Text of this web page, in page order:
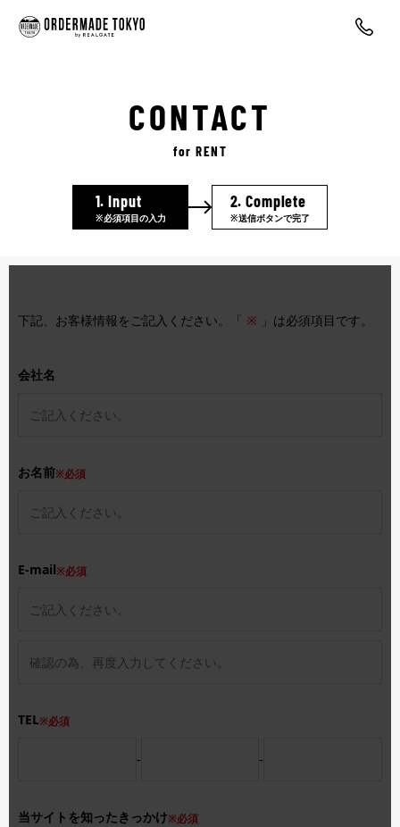
CONTACT
for RENT
1. Input
※必須項目の入力
2. Complete
※送信ボタンで完了
下記、お客様情報をご記入ください。「 ※ 」は必須項目です。
会社名
お名前※必須
E-mail※必須
TEL※必須
- -
当サイトを知ったきっかけ※必須